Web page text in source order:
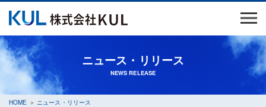
ニュース・リリース
NEWS RELEASE
HOME ＞ ニュース・リリース